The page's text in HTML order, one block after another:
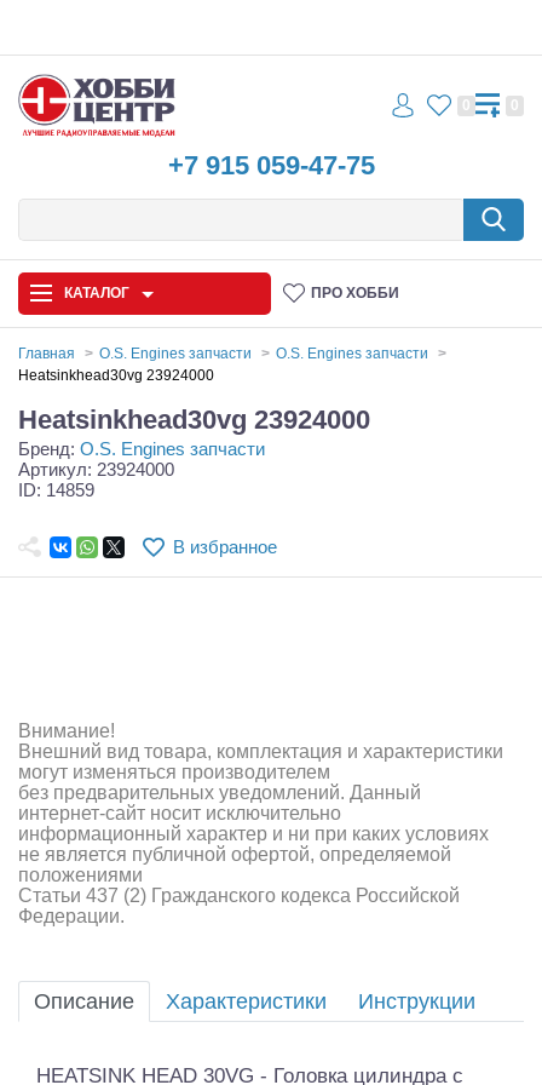
+7 915 059-47-75
0 0
КАТАЛОГ ПРО ХОББИ
Запчасти и аксессуары
Игрушки
Самолеты
Аппаратура и электроника
Аккумуляторы и батарейки
Зарядные устройства и блоки питания
Двигатели
Инструмент,измерительные приборы,расходники
Главная O.S. Engines запчасти
O.S. Engines запчасти
Heatsinkhead30vg 23924000
Heatsinkhead30vg 23924000
Бренд: O.S. Engines запчасти
Артикул: 23924000
ID: 14859
В избранное
Внимание!
Внешний вид товара, комплектация и характеристики
могут изменяться производителем
без предварительных уведомлений. Данный
интернет-сайт носит исключительно
информационный характер и ни при каких условиях
не является публичной офертой, определяемой
положениями
Статьи 437 (2) Гражданского кодекса Российской
Федерации.
Описание Характеристики Инструкции
HEATSINK HEAD 30VG - Головка цилиндра с